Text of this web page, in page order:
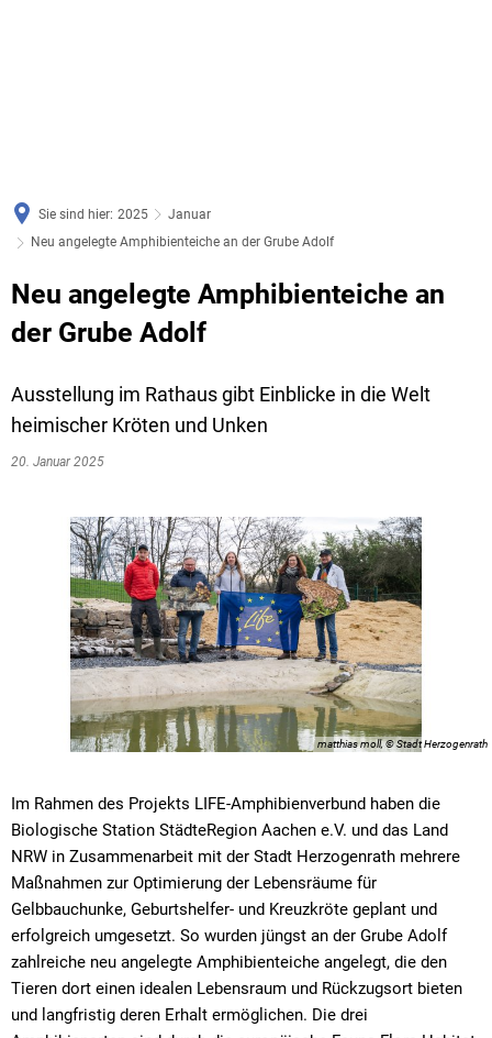
Sie sind hier: 2025
Januar
Neu angelegte Amphibienteiche an der Grube Adolf
Neu angelegte Amphibienteiche an
der Grube Adolf
Ausstellung im Rathaus gibt Einblicke in die Welt
heimischer Kröten und Unken
20. Januar 2025
matthias moll, © Stadt Herzogenrath
Im Rahmen des Projekts LIFE-Amphibienverbund haben die
Biologische Station StädteRegion Aachen e.V. und das Land
NRW in Zusammenarbeit mit der Stadt Herzogenrath mehrere
Maßnahmen zur Optimierung der Lebensräume für
Gelbbauchunke, Geburtshelfer- und Kreuzkröte geplant und
erfolgreich umgesetzt. So wurden jüngst an der Grube Adolf
zahlreiche neu angelegte Amphibienteiche angelegt, die den
Tieren dort einen idealen Lebensraum und Rückzugsort bieten
und langfristig deren Erhalt ermöglichen. Die drei